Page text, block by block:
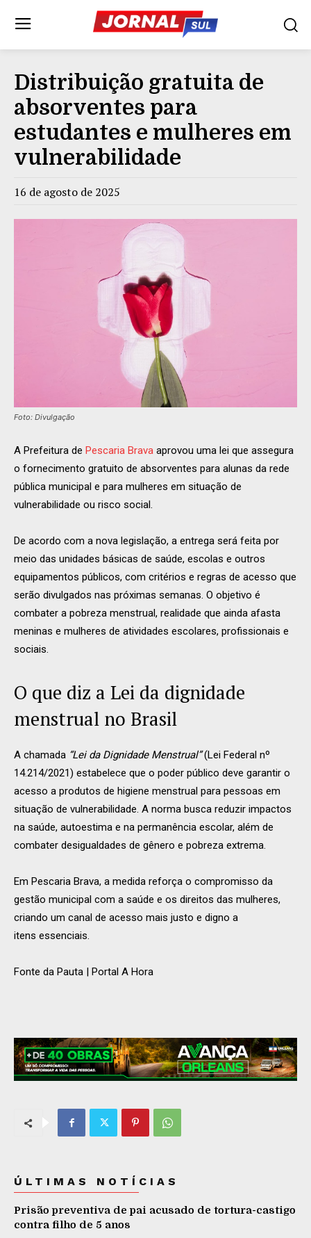
Distribuição gratuita de
absorventes para
estudantes e mulheres em
vulnerabilidade
16 de agosto de 2025
Foto: Divulgação
A Prefeitura de Pescaria Brava aprovou uma lei que assegura
o fornecimento gratuito de absorventes para alunas da rede
pública municipal e para mulheres em situação de
vulnerabilidade ou risco social.
De acordo com a nova legislação, a entrega será feita por
meio das unidades básicas de saúde, escolas e outros
equipamentos públicos, com critérios e regras de acesso que
serão divulgados nas próximas semanas. O objetivo é
combater a pobreza menstrual, realidade que ainda afasta
meninas e mulheres de atividades escolares, profissionais e
sociais.
O que diz a Lei da dignidade
menstrual no Brasil
A chamada “Lei da Dignidade Menstrual”(Lei Federal nº
14.214/2021) estabelece que o poder público deve garantir o
acesso a produtos de higiene menstrual para pessoas em
situação de vulnerabilidade. A norma busca reduzir impactos
na saúde, autoestima e na permanência escolar, além de
combater desigualdades de gênero e pobreza extrema.
Em Pescaria Brava, a medida reforça o compromisso da
gestão municipal com a saúde e os direitos das mulheres,
criando um canal de acesso mais justo e digno a
itens essenciais.
Fonte da Pauta | Portal A Hora
ÚLTIMAS NOTÍCIAS
Prisão preventiva de pai acusado de tortura-castigo
contra filho de 5 anos